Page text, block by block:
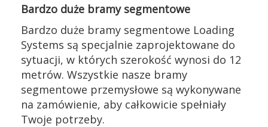
Bardzo duże bramy segmentowe
Bardzo duże bramy segmentowe Loading
Systems są specjalnie zaprojektowane do
sytuacji, w których szerokość wynosi do 12
metrów. Wszystkie nasze bramy
segmentowe przemysłowe są wykonywane
na zamówienie, aby całkowicie spełniały
Twoje potrzeby.